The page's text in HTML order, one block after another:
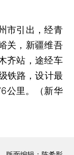
市引出，经青
关，新疆维吾
齐站，途经车
铁路，设计最
公里。（新华